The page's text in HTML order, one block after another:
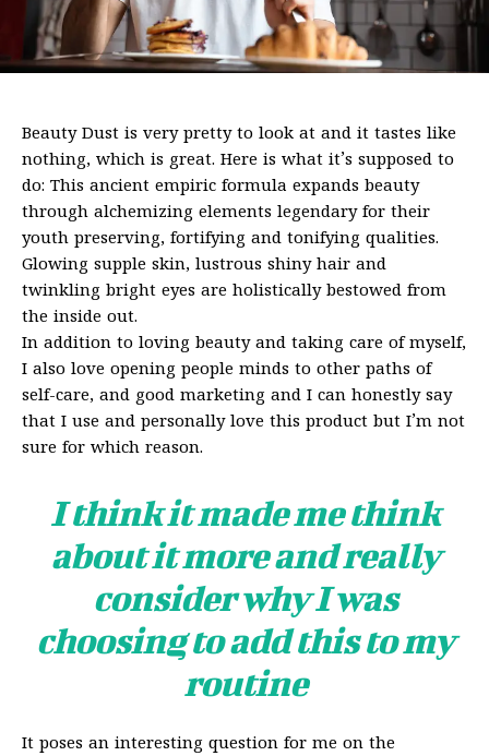
Beauty Dust is very pretty to look at and it tastes like
nothing, which is great. Here is what it’s supposed to
do: This ancient empiric formula expands beauty
through alchemizing elements legendary for their
youth preserving, fortifying and tonifying qualities.
Glowing supple skin, lustrous shiny hair and
twinkling bright eyes are holistically bestowed from
the inside out.
In addition to loving beauty and taking care of myself,
I also love opening people minds to other paths of
self-care, and good marketing and I can honestly say
that I use and personally love this product but I’m not
sure for which reason.
I think it made me think
about it more and really
consider why I was
choosing to add this to my
routine
It poses an interesting question for me on the